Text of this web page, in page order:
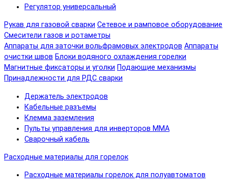
Регулятор универсальный
Рукав для газовой сварки Сетевое и рамповое оборудование
Смесители газов и ротаметры
Аппараты для заточки вольфрамовых электродов Аппараты
очистки швов Блоки водяного охлаждения горелки
Магнитные фиксаторы и уголки Подающие механизмы
Принадлежности для РДС сварки
Держатель электродов
Кабельные разъемы
Клемма заземления
Пульты управления для инверторов MMA
Сварочный кабель
Расходные материалы для горелок
Расходные материалы горелок для полуавтоматов